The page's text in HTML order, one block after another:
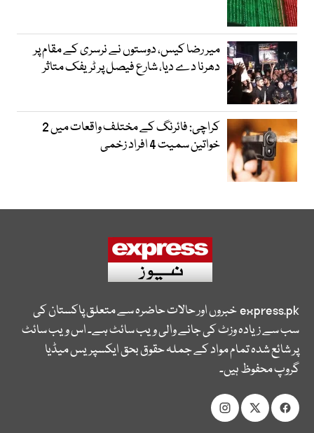
میر رضا کیس، دوستوں نے نرسری کے مقام پر
دھرنا دے دیا، شارع فیصل پر ٹریفک متاثر
کراچی: فائرنگ کے مختلف واقعات میں 2
خواتین سمیت 4 افراد زخمی
express.pkخبروں اور حالات حاضرہ سے متعلق پاکستان کی
سب سے زیادہ وزٹ کی جانے والی ویب سائٹ ہے۔ اس ویب سائٹ
پر شائع شدہ تمام مواد کے جملہ حقوق بحق ایکسپریس میڈیا
گروپ محفوظ ہیں۔